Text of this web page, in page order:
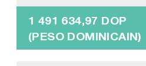
1 491 634,97 DOP
(PESO DOMINICAIN)